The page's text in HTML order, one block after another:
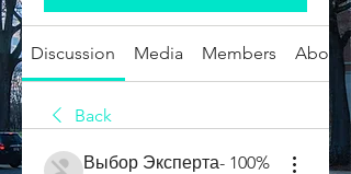
Discussion Media Members About
Back
Выбор Эксперта- 100%